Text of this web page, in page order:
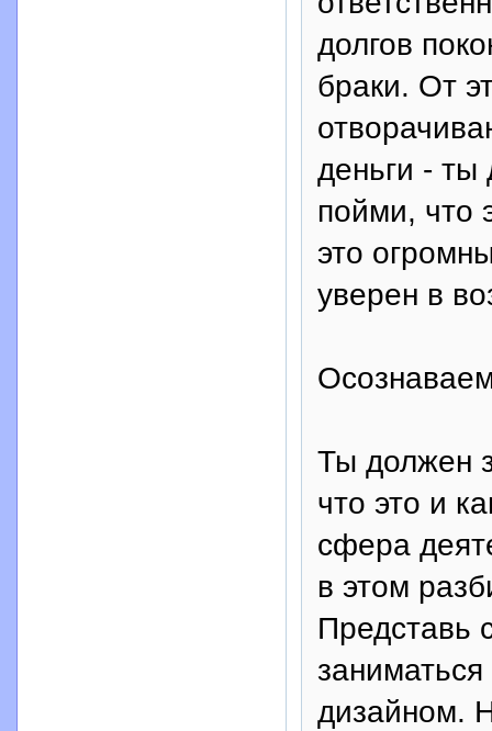
долгов
браки. От
деньги - ты
пойми, что
это
уверен в
Ты должен
что это и
сфера
в этом
Представь
дизайном.